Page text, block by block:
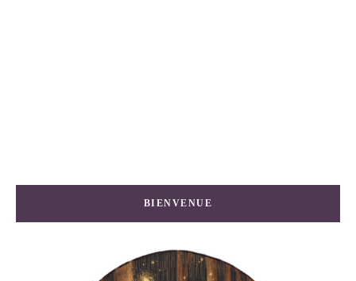
BIENVENUE